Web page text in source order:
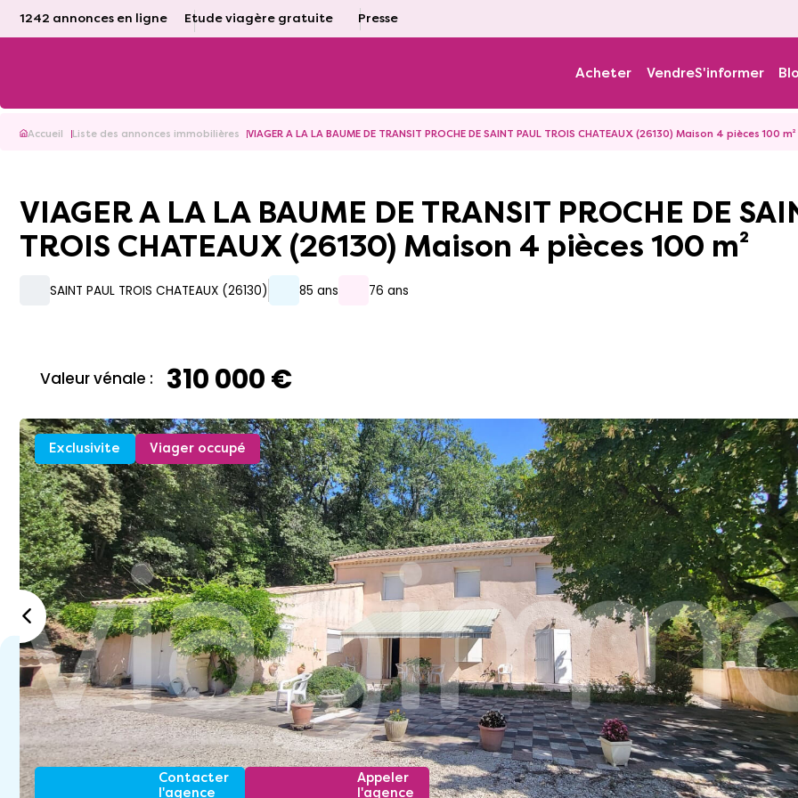
1242 annonces en ligne Etude viagère gratuite Presse
Acheter VendreS'informer
Accueil Liste des annonces immobilières VIAGER A LA LA BAUME DE TRANSIT PROCHE DE SAINT PAUL TROIS CHATEAUX (26130) Maison 4 pièces 100 m²
VIAGER A LA LA BAUME DE TRANSIT PROCHE DE SAINT PAUL
TROIS CHATEAUX (26130) Maison 4 pièces 100 m²
SAINT PAUL TROIS CHATEAUX (26130) 85 ans 76 ans
Valeur vénale : 310 000 €
Exclusivite Viager occupé
Contacter
l'agence
Appeler
l'agence